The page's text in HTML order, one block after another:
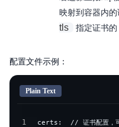
映射到容器内
tls
指定证书的
配置文件示例：
Plain Text
1